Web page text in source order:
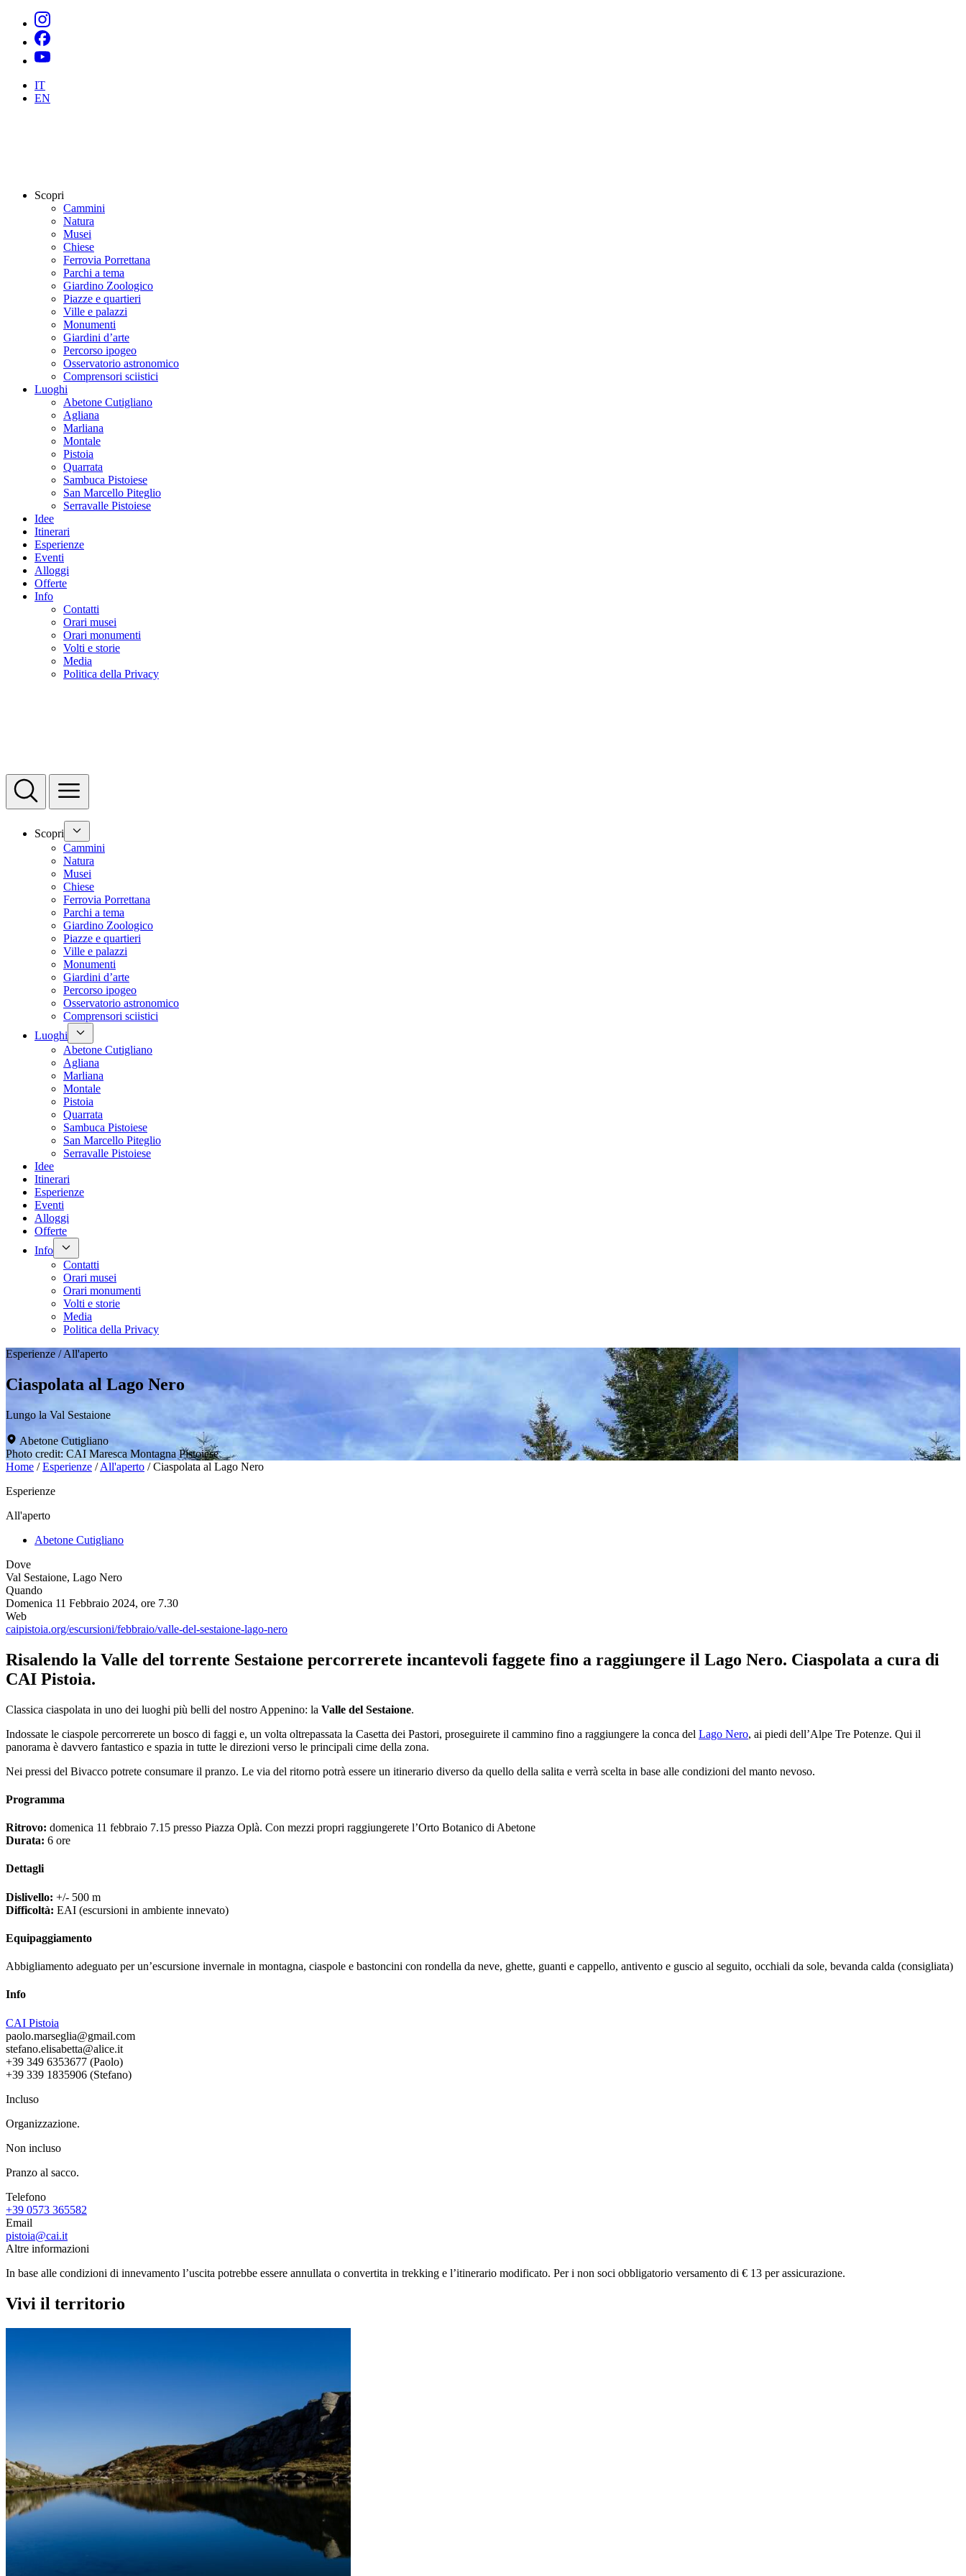
IT
EN
Scopri
Cammini
Natura
Musei
Chiese
Ferrovia Porrettana
Parchi a tema
Giardino Zoologico
Piazze e quartieri
Ville e palazzi
Monumenti
Giardini d’arte
Percorso ipogeo
Osservatorio astronomico
Comprensori sciistici
Luoghi
Abetone Cutigliano
Agliana
Marliana
Montale
Pistoia
Quarrata
Sambuca Pistoiese
San Marcello Piteglio
Serravalle Pistoiese
Idee
Itinerari
Esperienze
Eventi
Alloggi
Offerte
Info
Contatti
Orari musei
Orari monumenti
Volti e storie
Media
Politica della Privacy
Scopri
Cammini
Natura
Musei
Chiese
Ferrovia Porrettana
Parchi a tema
Giardino Zoologico
Piazze e quartieri
Ville e palazzi
Monumenti
Giardini d’arte
Percorso ipogeo
Osservatorio astronomico
Comprensori sciistici
Luoghi
Abetone Cutigliano
Agliana
Marliana
Montale
Pistoia
Quarrata
Sambuca Pistoiese
San Marcello Piteglio
Serravalle Pistoiese
Idee
Itinerari
Esperienze
Eventi
Alloggi
Offerte
Info
Contatti
Orari musei
Orari monumenti
Volti e storie
Media
Politica della Privacy
Esperienze / All'aperto
Ciaspolata al Lago Nero
Lungo la Val Sestaione
Abetone Cutigliano
Photo credit: CAI Maresca Montagna Pistoiese
Home /Esperienze /All'aperto /Ciaspolata al Lago Nero
Esperienze
All'aperto
Abetone Cutigliano
Dove
Val Sestaione, Lago Nero
Quando
Domenica 11 Febbraio 2024, ore 7.30
Web
caipistoia.org/escursioni/febbraio/valle-del-sestaione-lago-nero
Risalendo la Valle del torrente Sestaione percorrerete incantevoli faggete fino a raggiungere il Lago Nero. Ciaspolata a cura di
CAI Pistoia.
Classica ciaspolata in uno dei luoghi più belli del nostro Appenino: la Valle del Sestaione.
Indossate le ciaspole percorrerete un bosco di faggi e, un volta oltrepassata la Casetta dei Pastori, proseguirete il cammino fino a raggiungere la conca del Lago Nero, ai piedi dell’Alpe Tre Potenze. Qui il
panorama è davvero fantastico e spazia in tutte le direzioni verso le principali cime della zona.
Nei pressi del Bivacco potrete consumare il pranzo. Le via del ritorno potrà essere un itinerario diverso da quello della salita e verrà scelta in base alle condizioni del manto nevoso.
Programma
Ritrovo: domenica 11 febbraio 7.15 presso Piazza Oplà. Con mezzi propri raggiungerete l’Orto Botanico di Abetone
Durata: 6 ore
Dettagli
Dislivello: +/- 500 m
Difficoltà: EAI (escursioni in ambiente innevato)
Equipaggiamento
Abbigliamento adeguato per un’escursione invernale in montagna, ciaspole e bastoncini con rondella da neve, ghette, guanti e cappello, antivento e guscio al seguito, occhiali da sole, bevanda calda (consigliata)
Info
CAI Pistoia
paolo.marseglia@gmail.com
stefano.elisabetta@alice.it
+39 349 6353677 (Paolo)
+39 339 1835906 (Stefano)
Incluso
Organizzazione.
Non incluso
Pranzo al sacco.
Telefono
+39 0573 365582
Email
pistoia@cai.it
Altre informazioni
In base alle condizioni di innevamento l’uscita potrebbe essere annullata o convertita in trekking e l’itinerario modificato. Per i non soci obbligatorio versamento di € 13 per assicurazione.
Vivi il territorio